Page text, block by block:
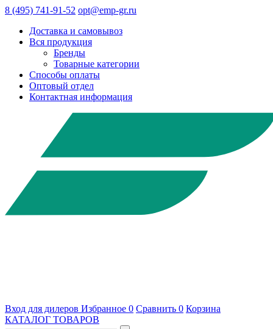
8 (495) 741-91-52 opt@emp-gr.ru
Доставка и самовывоз
Вся продукция
Бренды
Товарные категории
Способы оплаты
Оптовый отдел
Контактная информация
Вход для дилеров Избранное 0 Сравнить 0 Корзина
КАТАЛОГ ТОВАРОВ